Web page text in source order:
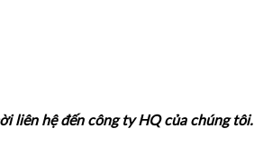
liên hệ đến công ty HQ của chúng tôi.